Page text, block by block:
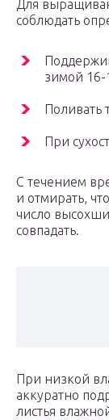
Для
соблюдать
зимой 16-
Поливать
При
С течением
и отмирать,
число
совпадать.
При низкой
аккуратно
листья